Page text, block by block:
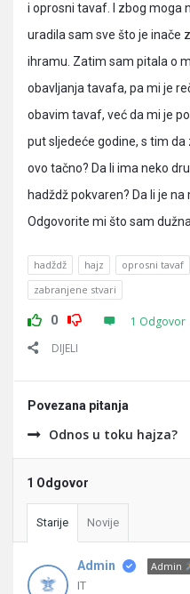
i oprosni tavaf. I zbog moga
uradila sam sve što je inače
ihramu. Zatim sam pitala o
obavljanja tavafa, pa mi je
obavim tavaf, već da mi je
put sljedeće godine, s tim da
ovo tačno? Da li ima neko
hadždž pokvaren? Da li je
Odgovorite mi što sam
hadždž hajz oprosni tavaf
zabranjene stvari
0 1 Odgovor
DIJELI
Povezana pitanja
Odnos u toku hajza?
1 Odgovor
Starije Novije
Admin Admin
IT